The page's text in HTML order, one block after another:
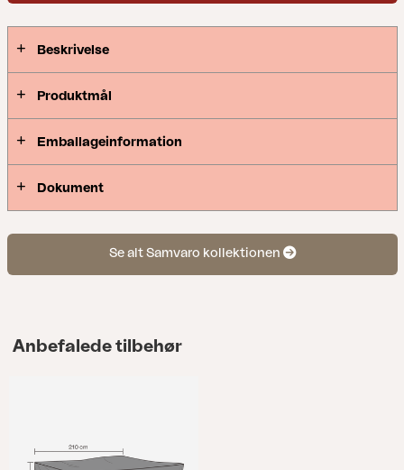
nemt at matche hele terrassen i samme stil.
Beskrivelse
Produktmål
Emballageinformation
Dokument
Se alt Samvaro kollektionen
Anbefalede tilbehør